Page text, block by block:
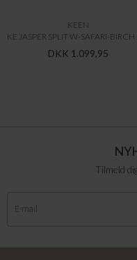
KEEN
DKK 1.099,95
Tilmeld